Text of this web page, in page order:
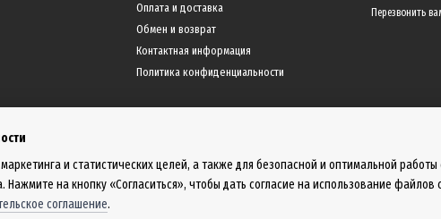
Оплата и доставка
Обмен и возврат
Контактная информация
Политика конфиденциальности
Перезвонить
и статистических целей, а также для безопасной и оптимальной
Нажмите на кнопку «Согласиться», чтобы дать согласие на использование файлов
соглашение.